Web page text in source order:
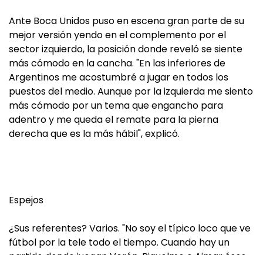
Ante Boca Unidos puso en escena gran parte de su
mejor versión yendo en el complemento por el
sector izquierdo, la posición donde reveló se siente
más cómodo en la cancha. "En las inferiores de
Argentinos me acostumbré a jugar en todos los
puestos del medio. Aunque por la izquierda me siento
más cómodo por un tema que engancho para
adentro y me queda el remate para la pierna
derecha que es la más hábil", explicó.
Espejos
¿Sus referentes? Varios. "No soy el típico loco que ve
fútbol por la tele todo el tiempo. Cuando hay un